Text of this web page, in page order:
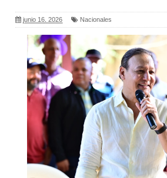
junio 16, 2026 Nacionales